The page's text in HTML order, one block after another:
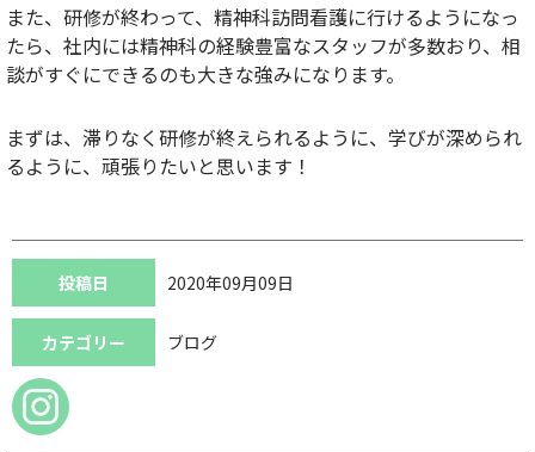
また、研修が終わって、精神科訪問看護に行けるようになっ
たら、社内には精神科の経験豊富なスタッフが多数おり、相
談がすぐにできるのも大きな強みになります。
まずは、滞りなく研修が終えられるように、学びが深められ
るように、頑張りたいと思います！
投稿日 2020年09月09日
カテゴリー ブログ